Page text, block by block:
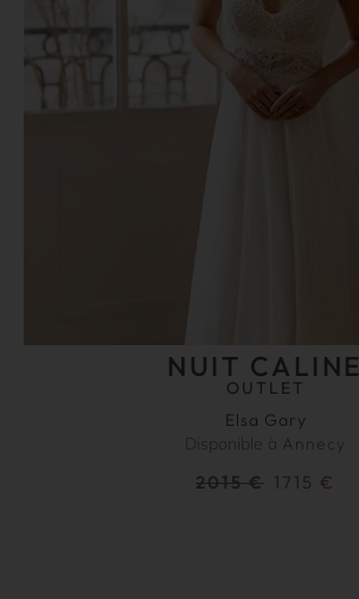
NUIT CALINE
OUTLET
Elsa Gary
Disponible à Annecy
2015€ 1715 €